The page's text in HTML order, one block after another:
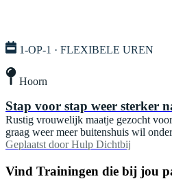
1-OP-1 · FLEXIBELE UREN
Hoorn
Stap voor stap weer sterker
Rustig vrouwelijk maatje gezocht
graag weer meer buitenshuis wil
Geplaatst door Hulp Dichtbij
Vind Trainingen die bij jou